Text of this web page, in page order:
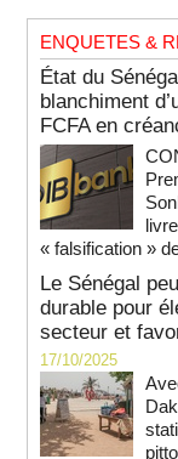
ENQUETES &
État du
blanchiment
FCFA en
« falsification »
Le Sénégal
durable pour
secteur et
17/10/2025